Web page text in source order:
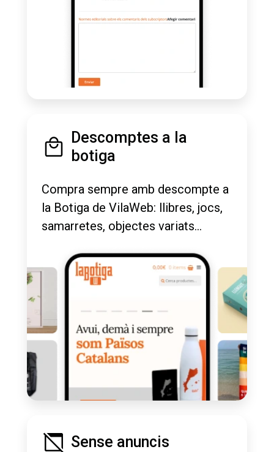
Descomptes a la
botiga
Compra sempre amb descompte a
la Botiga de VilaWeb: llibres, jocs,
samarretes, objectes variats...
Sense anuncis